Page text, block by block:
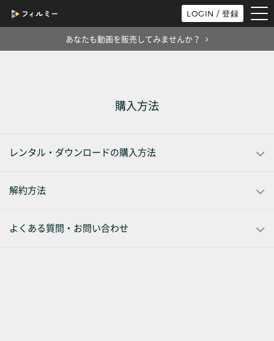
LOGIN / 登録
あなたも動画を販売してみませんか？
購入方法
レンタル・ダウンロードの購入方法
解約方法
よくある質問・お問い合わせ